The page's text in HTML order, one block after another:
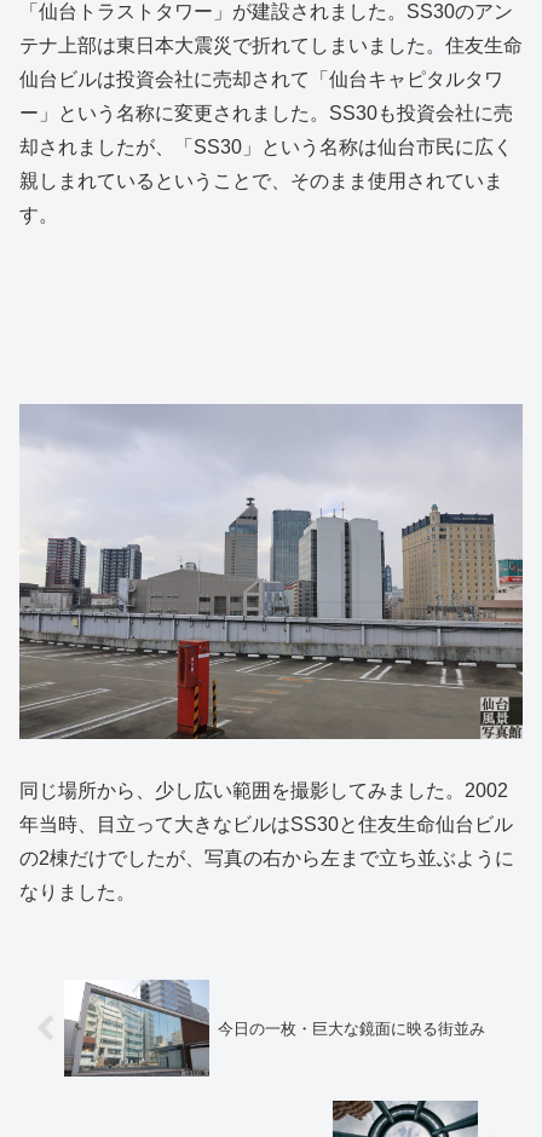
「仙台トラストタワー」が建設されました。SS30のアン
テナ上部は東日本大震災で折れてしまいました。住友生命
仙台ビルは投資会社に売却されて「仙台キャピタルタワ
ー」という名称に変更されました。SS30も投資会社に売
却されましたが、「SS30」という名称は仙台市民に広く
親しまれているということで、そのまま使用されていま
す。
同じ場所から、少し広い範囲を撮影してみました。2002
年当時、目立って大きなビルはSS30と住友生命仙台ビル
の2棟だけでしたが、写真の右から左まで立ち並ぶように
なりました。
今日の一枚・巨大な鏡面に映る街並み